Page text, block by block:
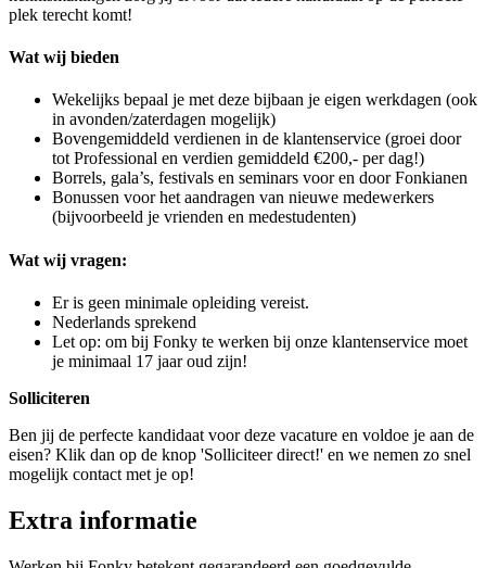
plek terecht komt!
Wat wij bieden
Wekelijks bepaal je met deze bijbaan je eigen werkdagen (ook
in avonden/zaterdagen mogelijk)
Bovengemiddeld verdienen in de klantenservice (groei door
tot Professional en verdien gemiddeld €200,- per dag!)
Borrels, gala’s, festivals en seminars voor en door Fonkianen
Bonussen voor het aandragen van nieuwe medewerkers
(bijvoorbeeld je vrienden en medestudenten)
Wat wij vragen:
Er is geen minimale opleiding vereist.
Nederlands sprekend
Let op: om bij Fonky te werken bij onze klantenservice moet
je minimaal 17 jaar oud zijn!
Solliciteren
Ben jij de perfecte kandidaat voor deze vacature en voldoe je aan de
eisen? Klik dan op de knop 'Solliciteer direct!' en we nemen zo snel
mogelijk contact met je op!
Extra informatie